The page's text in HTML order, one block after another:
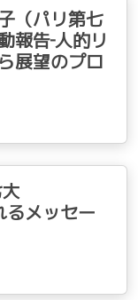
（パリ第七
報告‐人的リ
展望のプロ
るメッセー